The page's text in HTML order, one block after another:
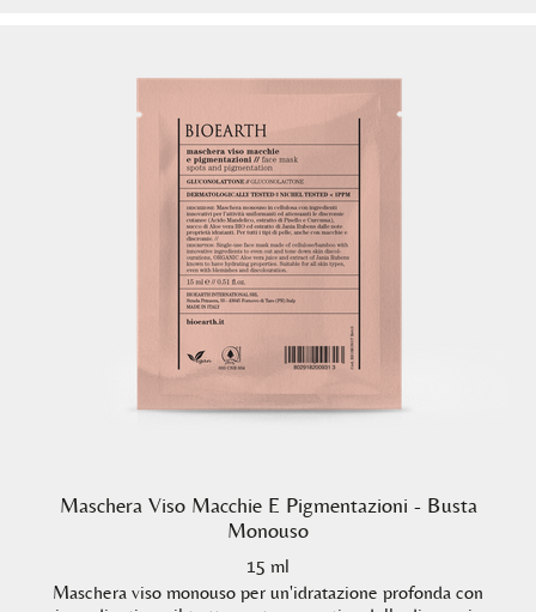
Maschera Viso Macchie E Pigmentazioni - Busta
Monouso
15 ml
Maschera viso monouso per un'idratazione profonda con